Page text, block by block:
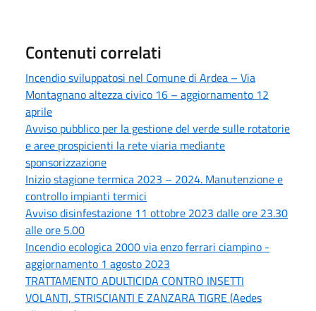
Contenuti correlati
Incendio sviluppatosi nel Comune di Ardea – Via
Montagnano altezza civico 16 – aggiornamento 12
aprile
Avviso pubblico per la gestione del verde sulle rotatorie
e aree prospicienti la rete viaria mediante
sponsorizzazione
Inizio stagione termica 2023 – 2024. Manutenzione e
controllo impianti termici
Avviso disinfestazione 11 ottobre 2023 dalle ore 23.30
alle ore 5.00
Incendio ecologica 2000 via enzo ferrari ciampino -
aggiornamento 1 agosto 2023
TRATTAMENTO ADULTICIDA CONTRO INSETTI
VOLANTI, STRISCIANTI E ZANZARA TIGRE (Aedes